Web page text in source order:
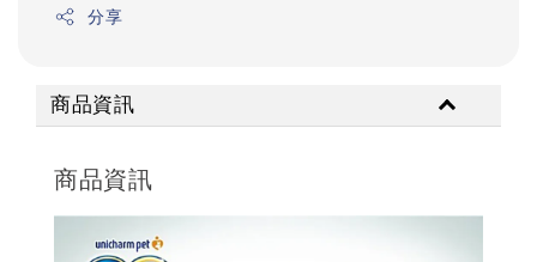
分享
商品資訊
商品資訊